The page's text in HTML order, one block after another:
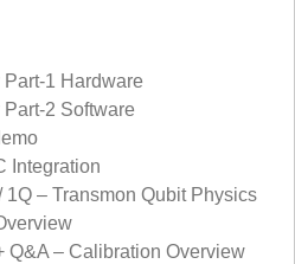
1 Hardware
2 Software
Integration
1Q – Transmon Qubit Physics
Q&A – Calibration Overview